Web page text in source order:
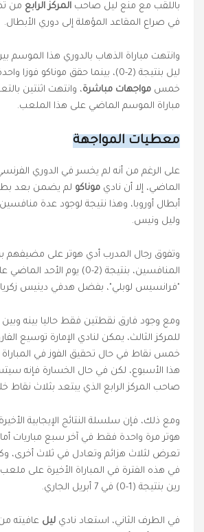
باللقب مع منع ليل صاحب المركز الرابع من
في صراع المقاعد المؤهلة إلى دوري الأبطال.
وانتهت مباراة الذهاب بالدوري هذا الموسم
ليل بنتيجة (2-0)، بينما حقق موناكو
خمس مواجهات مباشرة، وانتهت اثنتين
مباراة الموسم الماضي على هذا الملعب.
معطيات المواجهة
على الرغم من أنه لم يخسر في الدوري
الماضي، إلا أن نادي موناكو لم يضمن بعد
أبطال أوروبا، وهذا نتيجة لوجود عدة
وليل ونيس.
وتفوق رجال المدرب أدي هوتر على مضيفهم
المنافسين، بنتيجة (2-0) يوم الأحد
"فرانسيس لوبلي"، بفضل هدفي دينيس زكريا
ومع وجود فارق نقطتين فقط حاليا بينه
للمركز الثالث، يمكن لنادي الإمارة توسيع
خمس نقاط في حال تحقيق الفوز في
هذا الأسبوع، لكن في حال الخسارة فإنه
صاحب المركز الرابع الذي يبتعد بثلاث نقاط
ومع ذلك، فإن سلسلة النتائج الإيجابية
هوتر مرة واحدة فقط في آخر سبع مباريات
تعرض لثلاث هزائم وتعادل في ثلاث أخرى،
في هذه الفترة في المباراة الأخيرة على
رين بنتيجة (1-0) في 7 أبريل الجاري.
في الطرف الثاني، استعاد نادي ليل عافيته